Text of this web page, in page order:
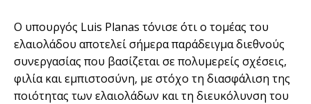
Ο υπουργός Luis Planas τόνισε ότι ο τομέας του
ελαιολάδου αποτελεί σήμερα παράδειγμα διεθνούς
συνεργασίας που βασίζεται σε πολυμερείς σχέσεις,
φιλία και εμπιστοσύνη, με στόχο τη διασφάλιση της
ποιότητας των ελαιολάδων και τη διευκόλυνση του